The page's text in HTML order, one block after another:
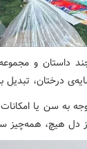
داستان و
درختان،
به سن یا
دل هیچ، همه‌چیز